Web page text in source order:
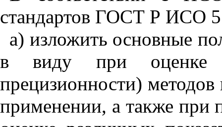
стандартов ГОСТ Р ИСО
а) изложить основные
в виду при оценке
прецизионности) методов
применении, а также при